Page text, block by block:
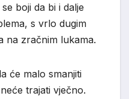
boji da bi i dalje
s vrlo dugim
na zračnim lukama.
će malo smanjiti
trajati vječno.